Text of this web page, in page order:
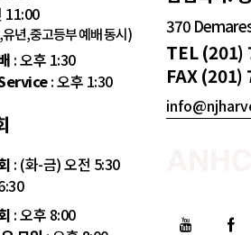
11:00
년,중고등부 예배 동시)
: 오후 1:30
: 오후 1:30
: (화-금) 오전 5:30
: 오후 8:00
370
TEL (201)
FAX (201)